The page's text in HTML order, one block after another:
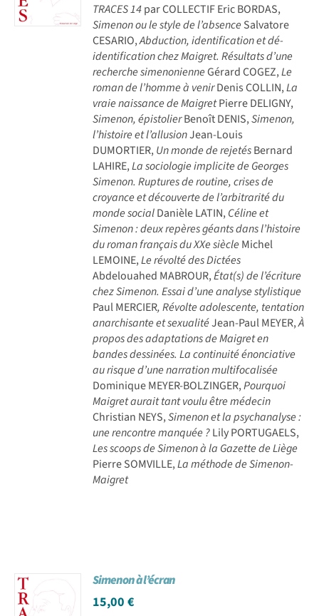
TRACES 14par COLLECTIF Eric BORDAS,
Simenon ou le style de l’absence Salvatore
CESARIO,Abduction, identification et dé-
identification chez Maigret. Résultats d’une
recherche simenonienneGérard COGEZ,Le
roman de l’homme à venirDenis COLLIN,La
vraie naissance de MaigretPierre DELIGNY,
Simenon, épistolierBenoît DENIS,Simenon,
l’histoire et l’allusionJean-Louis
DUMORTIER,Un monde de rejetésBernard
LAHIRE,La sociologie implicite de Georges
Simenon. Ruptures de routine, crises de
croyance et découverte de l’arbitrarité du
monde socialDanièle LATIN,Céline et
Simenon : deux repères géants dans l’histoire
du roman français du XXe siècle Michel
LEMOINE,Le révolté des Dictées
Abdelouahed MABROUR,État(s) de l’écriture
chez Simenon. Essai d’une analyse stylistique
Paul MERCIER, Révolte adolescente, tentation
anarchisante et sexualitéJean-Paul MEYER,À
propos des adaptations de Maigret en
bandes dessinées. La continuité énonciative
au risque d’une narration multifocalisée
Dominique MEYER-BOLZINGER,Pourquoi
Maigret aurait tant voulu être médecin
Christian NEYS,Simenon et la psychanalyse :
une rencontre manquée ?Lily PORTUGAELS,
Les scoops de Simenon à la Gazette de Liège
Pierre SOMVILLE,La méthode de Simenon-
Maigret
Simenon à l’écran
15,00€